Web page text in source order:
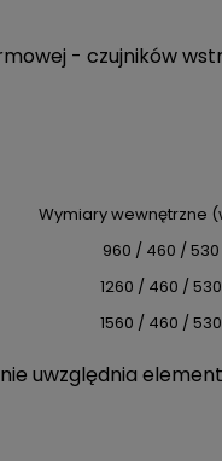
- czujników
Wymiary wewnętrzne
960 / 460 /
1260 / 460 /
1560 / 460 /
uwzględnia